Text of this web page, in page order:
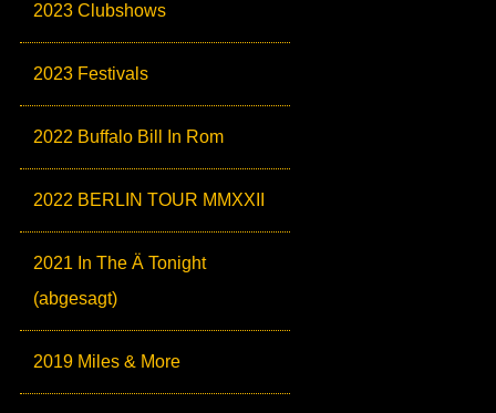
2023 Clubshows
2023 Festivals
2022 Buffalo Bill In Rom
2022 BERLIN TOUR MMXXII
2021 In The Ä Tonight
(abgesagt)
2019 Miles & More